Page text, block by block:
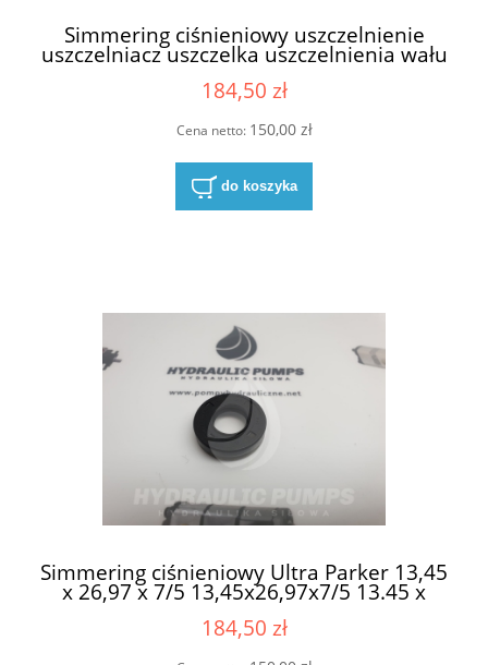
Simmering ciśnieniowy uszczelnienie
uszczelniacz uszczelka uszczelnienia wału
hydraulicznych Parker Ultra 13,45 x 26,97
13.45x26.97x7/5 CFW 2 B1BAB1SL0,5
184,50 zł
Cena netto: 150,00 zł
do koszyka
Simmering ciśnieniowy Ultra Parker 13,45
x 26,97 x 7/5 13,45x26,97x7/5 13.45 x
26.97 x 7/5 13.45x26.97x7/5 CFW 2
B1BAB1SL0,5 Ultra Parker NBR
184,50 zł